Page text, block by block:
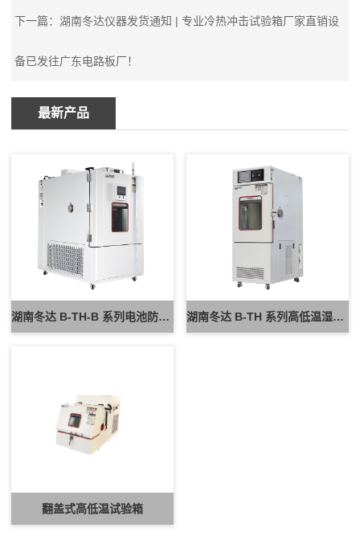
下一篇：湖南冬达仪器发货通知 | 专业冷热冲击试验箱厂家直销设
备已发往广东电路板厂！
最新产品
湖南冬达 B-TH-B 系列电池防爆试验箱 新能源电池高低温防爆测试设备 湖南冬达 B-TH 系列高低温湿热试验箱 可定制高低温循环可靠性测试设备
翻盖式高低温试验箱